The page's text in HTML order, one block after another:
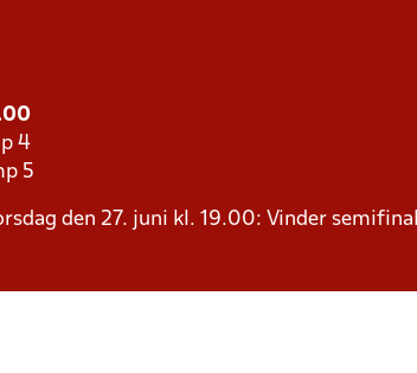
4
5
den 27. juni kl. 19.00: Vinder